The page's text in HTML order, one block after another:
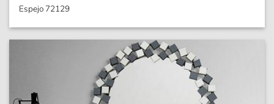
Espejo 72129